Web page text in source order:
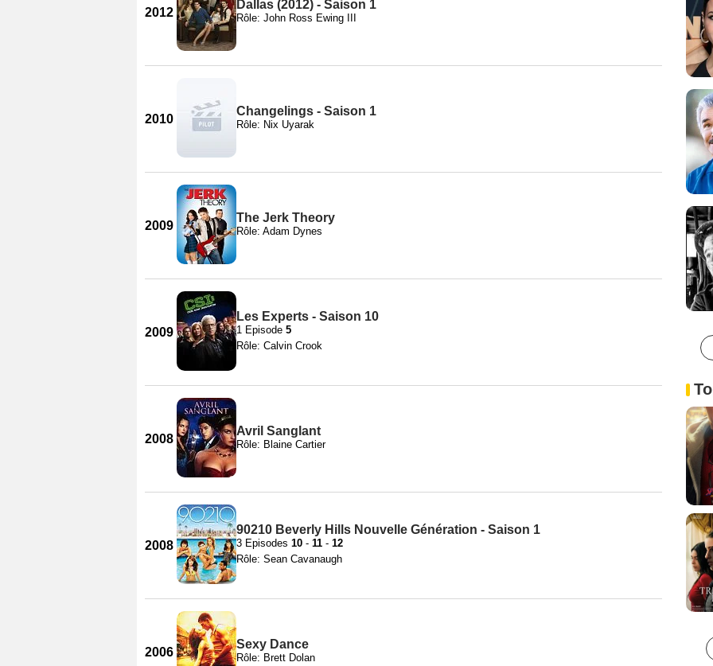
2012
Dallas (2012) - Saison 1
Rôle: John Ross Ewing III
2010
Changelings - Saison 1
Rôle: Nix Uyarak
2009
The Jerk Theory
Rôle: Adam Dynes
2009
Les Experts - Saison 10
1 Episode 5
Rôle: Calvin Crook
2008
Avril Sanglant
Rôle: Blaine Cartier
2008
90210 Beverly Hills Nouvelle Génération - Saison 1
3 Episodes 10 - 11 - 12
Rôle: Sean Cavanaugh
2006
Sexy Dance
Rôle: Brett Dolan